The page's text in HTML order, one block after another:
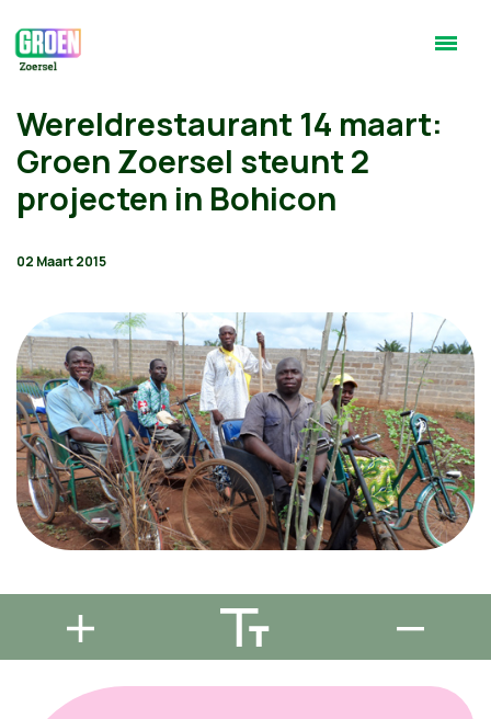
Wereldrestaurant 14 maart:
Groen Zoersel steunt 2
projecten in Bohicon
02 Maart 2015